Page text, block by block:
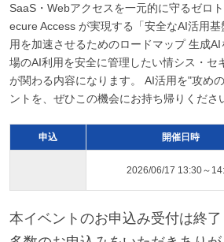
SaaS・Webアクセスを一元的に守るゼロ
ecure Access が実現する「安全なAI活用
用を加速させるためのロードマップ 生成
場のAI利用を安全に管理したい情シス・セ
が関わる内容になります。 AI活用を"攻め
ントを、ぜひこの機会にお持ち帰りくださ
申込 開催日時
2026/06/17 13:30～
本イベントのお申込み受付は終了